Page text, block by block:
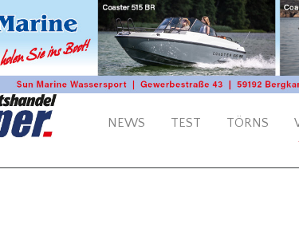
NEWS TEST TÖRNS